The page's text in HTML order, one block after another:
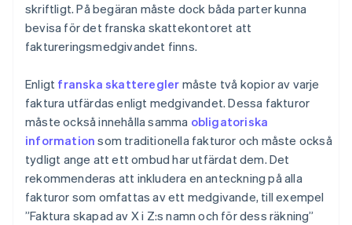
skriftligt. På begäran måste dock båda parter kunna
bevisa för det franska skattekontoret att
faktureringsmedgivandet finns.
Enligt franska skatteregler måste två kopior av varje
faktura utfärdas enligt medgivandet. Dessa fakturor
måste också innehålla samma obligatoriska
information som traditionella fakturor och måste också
tydligt ange att ett ombud har utfärdat dem. Det
rekommenderas att inkludera en anteckning på alla
fakturor som omfattas av ett medgivande, till exempel
”Faktura skapad av X i Z:s namn och för dess räkning”